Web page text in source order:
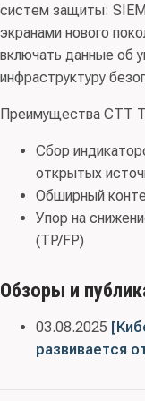
систем защиты:
экранами нового
включать данные об
инфраструктуру
Преимущества CTT
Сбор
открытых
Обширный
Упор на
(TP/FP)
Обзоры и
03.08.2025
развивается